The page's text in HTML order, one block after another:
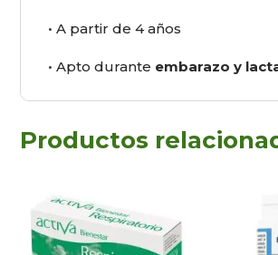
• A partir de 4 años
• Apto durante embarazo y
Productos